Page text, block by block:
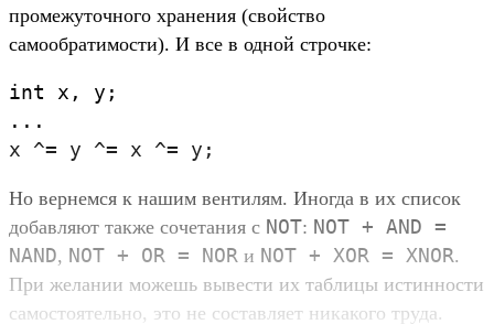
промежуточного хранения (свойство
самообратимости). И все в одной строчке:
int x, y;
...
Но вернемся к нашим вентилям. Иногда в их список
добавляют также сочетания с NOT: NOT + AND =
NAND, NOT + OR = NOR и NOT + XOR = XNOR.
При желании можешь вывести их таблицы истинности
самостоятельно, это не составляет никакого труда.